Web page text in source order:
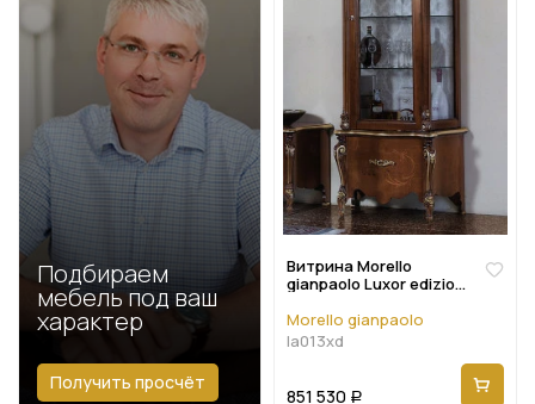
Подбираем
мебель под ваш
характер
Получить просчёт
Витрина Morello
gianpaolo Luxor edizione
Morello gianpaolo
la013xd
851 530 Р